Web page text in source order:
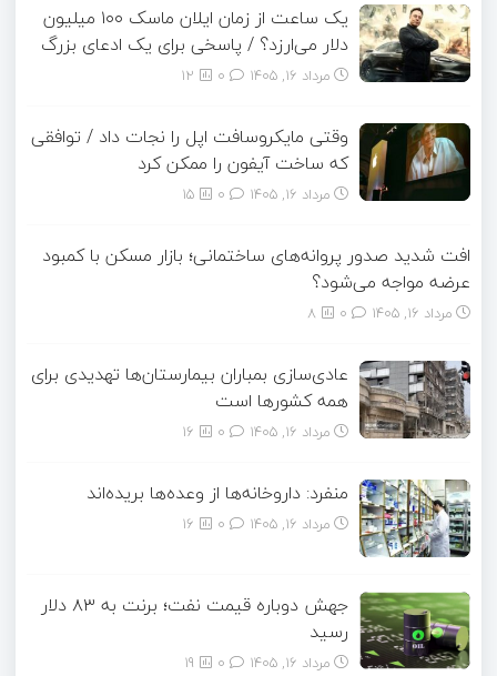
یک ساعت از زمان ایلان ماسک ۱۰۰ میلیون
دلار می‌ارزد؟ / پاسخی برای یک ادعای بزرگ
مرداد ۱۶, ۱۴۰۵ 12
وقتی مایکروسافت اپل را نجات داد / توافقی
که ساخت آیفون را ممکن کرد
مرداد ۱۶, ۱۴۰۵ 15
افت شدید صدور پروانه‌های ساختمانی؛ بازار مسکن با کمبود
عرضه مواجه می‌شود؟
مرداد ۱۶, ۱۴۰۵ 8
عادی‌سازی بمباران بیمارستان‌ها تهدیدی برای
همه کشورها است
مرداد ۱۶, ۱۴۰۵ 16
منفرد: داروخانه‌ها از وعده‌ها بریده‌اند
مرداد ۱۶, ۱۴۰۵ 16
جهش دوباره قیمت نفت؛ برنت به ۸۳ دلار
رسید
مرداد ۱۶, ۱۴۰۵ 19